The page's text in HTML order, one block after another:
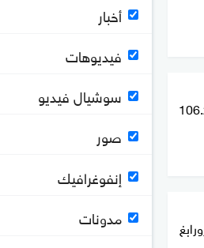
أرباح بقيمة 106.25
أخبار
فيديوهات
سوشيال فيديو
صور
إنفوغرافيك
مدونات